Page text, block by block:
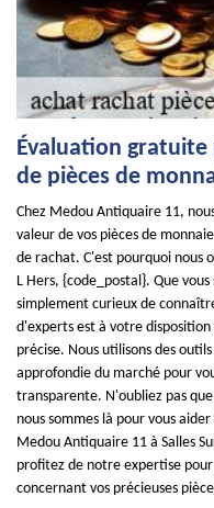
Évaluation
de pièces de
Chez Medou Antiquaire 11,
valeur de vos pièces de
de rachat. C'est pourquoi nous
L Hers, {code_postal}. Que
simplement curieux de
d'experts est à votre
précise. Nous utilisons des
approfondie du marché pour
transparente. N'oubliez pas
nous sommes là pour vous
Medou Antiquaire 11 à Salles
profitez de notre expertise
concernant vos précieuses